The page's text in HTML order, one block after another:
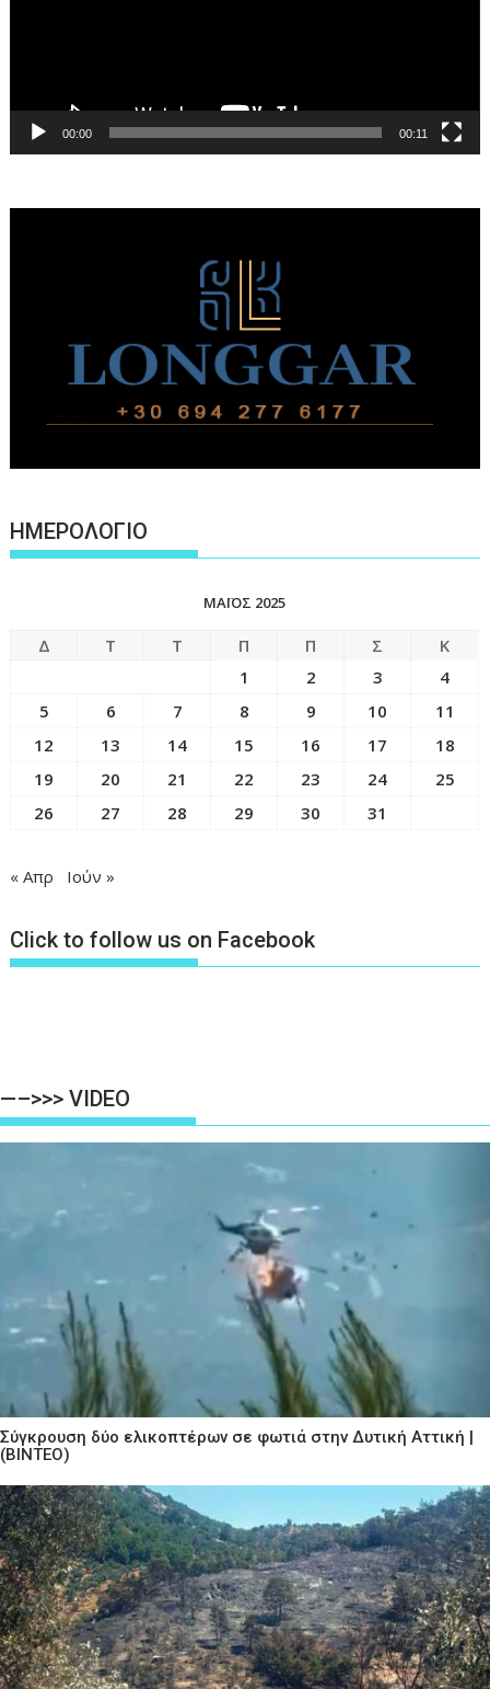
00:00 00:11
ΗΜΕΡΟΛΟΓΙΟ
ΜΆΙΟΣ 2025
Δ Τ Τ Π Π Σ
Κ
1
2 3
4
5
6 7 8 9 10
11
12
13 14 15 16 17
18
19
20 21 22 23 24
25
26
27 28 29 30 31
« Απρ Ιούν »
Click to follow us on Facebook
—–>>> VIDEO
Σύγκρουση δύο ελικοπτέρων σε φωτιά στην Δυτική Αττική |
(ΒΙΝΤΕΟ)